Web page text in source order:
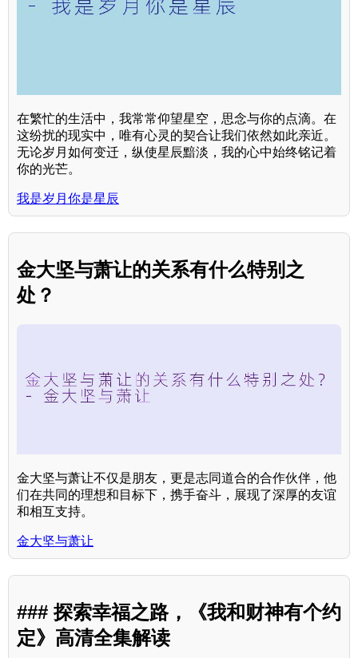
在繁忙的生活中，我常常仰望星空，思念与你的点滴。在
这纷扰的现实中，唯有心灵的契合让我们依然如此亲近。
无论岁月如何变迁，纵使星辰黯淡，我的心中始终铭记着
你的光芒。
我是岁月你是星辰
金大坚与萧让的关系有什么特别之
处？
金大坚与萧让不仅是朋友，更是志同道合的合作伙伴，他
们在共同的理想和目标下，携手奋斗，展现了深厚的友谊
和相互支持。
金大坚与萧让
### 探索幸福之路，《我和财神有个约
定》高清全集解读